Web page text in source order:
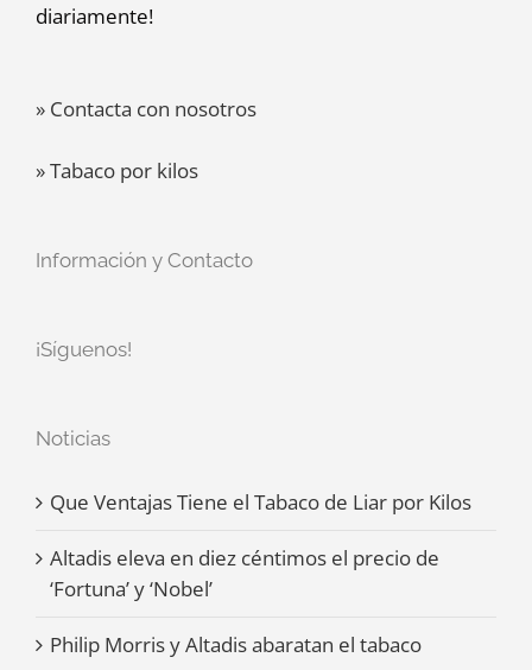
diariamente!
» Contacta con nosotros
» Tabaco por kilos
Información y Contacto
¡Síguenos!
Noticias
Que Ventajas Tiene el Tabaco de Liar por Kilos
Altadis eleva en diez céntimos el precio de
‘Fortuna’ y ‘Nobel’
Philip Morris y Altadis abaratan el tabaco